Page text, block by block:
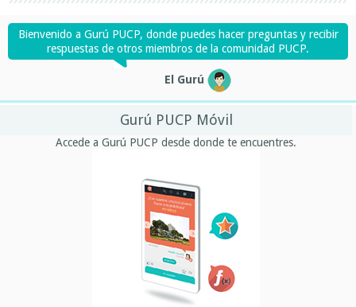
Bienvenido a Gurú PUCP, donde puedes hacer preguntas y recibir
respuestas de otros miembros de la comunidad PUCP.
El Gurú
Gurú PUCP Móvil
Accede a Gurú PUCP desde donde te encuentres.